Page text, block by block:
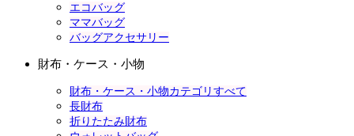
エコバッグ
ママバッグ
バッグアクセサリー
財布・ケース・小物
財布・ケース・小物カテゴリすべて
長財布
折りたたみ財布